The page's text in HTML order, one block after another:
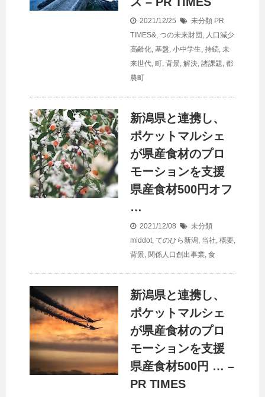
2021/12/25 未分類 PR
TIMES&, つの未来財団 , 人口減少
高齢化, 基盤, 小中学生, 持続, 未
来世代, 町, 背景, 解決, 諸課題, 都
農町
新潟県と連携し、
ポケットマルシェ
が県産食材のプロ
モーションを支援
県産食材500円オフ
…
2021/12/08
未分類
middot, てのひら新潟, 当社, 概要,
背景, 関係人口創出事業, 食
新潟県と連携し、
ポケットマルシェ
が県産食材のプロ
モーションを支援
県産食材500円 … –
PR TIMES